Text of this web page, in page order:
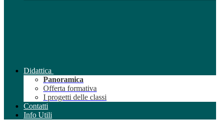
Didattica
Panoramica
Offerta formativa
I progetti delle classi
Contatti
Info Utili